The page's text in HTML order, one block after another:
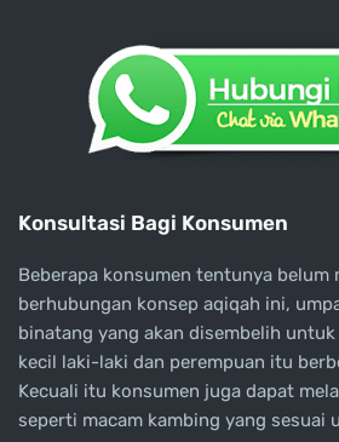
Konsultasi Bagi Konsumen
Beberapa konsumen tentunya belum
berhubungan konsep aqiqah ini,
binatang yang akan disembelih
kecil laki-laki dan perempuan itu
Kecuali itu konsumen juga dapat
seperti macam kambing yang sesuai